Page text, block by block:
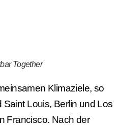
Together
Klimaziele, so
Louis, Berlin und Los
Francisco. Nach der